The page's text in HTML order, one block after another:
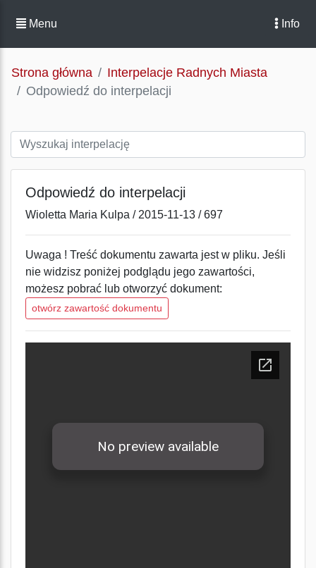
Menu Info
Strona główna
Interpelacje Radnych Miasta
Odpowiedź do interpelacji
Odpowiedź do interpelacji
Wioletta Maria Kulpa / 2015-11-13 / 697
Uwaga ! Treść dokumentu zawarta jest w pliku. Jeśli
nie widzisz poniżej podglądu jego zawartości,
możesz pobrać lub otworzyć dokument:
otwórz zawartość dokumentu